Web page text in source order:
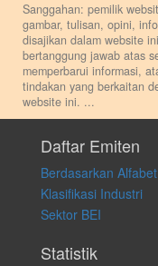
Sanggahan: pemilik
gambar, tulisan, opini,
disajikan dalam website
bertanggung jawab atas
memperbarui informasi,
tindakan yang berkaitan
website ini. ...
pribadi. Kami tidak
membeli, menjual atau
transaksi perdagangan
atas keputusan investasi
apapun juga, yang
langsung atas konten
Daftar Emiten
Berdasarkan Alfabet
Klasifikasi Industri
Sektor BEI
Statistik